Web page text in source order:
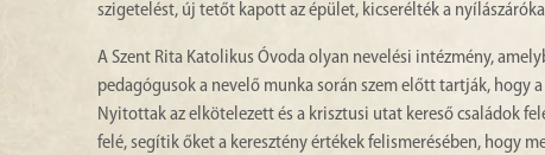
szigetelést, új tetőt kapott az épület, kicserélték a
A Szent Rita Katolikus Óvoda olyan nevelési intézmény,
pedagógusok a nevelő munka során szem előtt tartják, hogy
Nyitottak az elkötelezett és a krisztusi utat kereső családok
felé, segítik őket a keresztény értékek felismerésében, hogy